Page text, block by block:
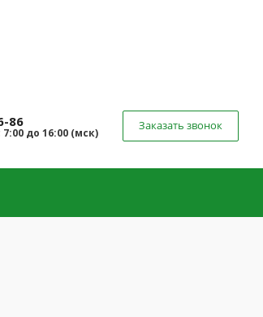
86
7:00 до 16:00 (мск)
Заказать звонок